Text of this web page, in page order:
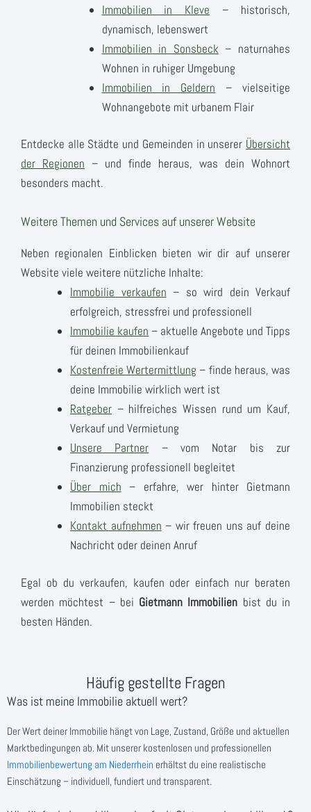
Immobilien in Kleve – historisch,
dynamisch, lebenswert
Immobilien in Sonsbeck – naturnahes
Wohnen in ruhiger Umgebung
Immobilien in Geldern – vielseitige
Wohnangebote mit urbanem Flair
Entdecke alle Städte und Gemeinden in unserer Übersicht
der Regionen – und finde heraus, was dein Wohnort
besonders macht.
Weitere Themen und Services auf unserer Website
Neben regionalen Einblicken bieten wir dir auf unserer
Website viele weitere nützliche Inhalte:
Immobilie verkaufen – so wird dein Verkauf
erfolgreich, stressfrei und professionell
Immobilie kaufen – aktuelle Angebote und Tipps
für deinen Immobilienkauf
Kostenfreie Wertermittlung – finde heraus, was
deine Immobilie wirklich wert ist
Ratgeber – hilfreiches Wissen rund um Kauf,
Verkauf und Vermietung
Unsere Partner – vom Notar bis zur
Finanzierung professionell begleitet
Über mich – erfahre, wer hinter Gietmann
Immobilien steckt
Kontakt aufnehmen – wir freuen uns auf deine
Nachricht oder deinen Anruf
Egal ob du verkaufen, kaufen oder einfach nur beraten
werden möchtest – bei Gietmann Immobilien bist du in
besten Händen.
Häufig gestellte Fragen
Was ist meine Immobilie aktuell wert?
Der Wert deiner Immobilie hängt von Lage, Zustand, Größe und aktuellen
Marktbedingungen ab. Mit unserer kostenlosen und professionellen
Immobilienbewertung am Niederrhein erhältst du eine realistische
Einschätzung – individuell, fundiert und transparent.